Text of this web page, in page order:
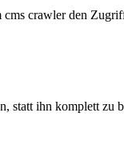
cms crawler den
statt ihn komplett zu